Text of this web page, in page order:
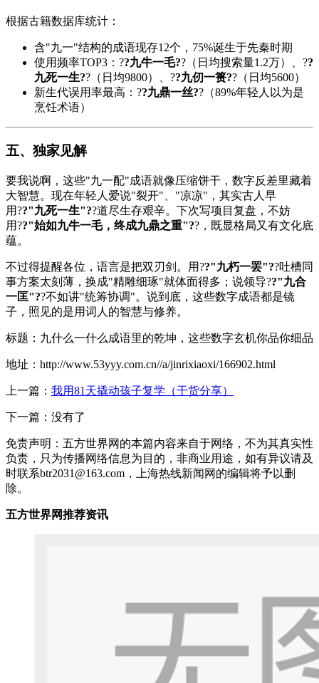
根据古籍数据库统计：
含"九一"结构的成语现存12个，75%诞生于先秦时期
使用频率TOP3：??九牛一毛??（日均搜索量1.2万）、??
九死一生??（日均9800）、??九仞一篑??（日均5600）
新生代误用率最高：??九鼎一丝??（89%年轻人以为是
烹饪术语）
五、独家见解
要我说啊，这些"九一配"成语就像压缩饼干，数字反差里藏着
大智慧。现在年轻人爱说"裂开"、"凉凉"，其实古人早
用??"九死一生"??道尽生存艰辛。下次写项目复盘，不妨
用??"始如九牛一毛，终成九鼎之重"??，既显格局又有文化底
蕴。
不过得提醒各位，语言是把双刃剑。用??"九朽一罢"??吐槽同
事方案太刻薄，换成"精雕细琢"就体面得多；说领导??"九合
一匡"??不如讲"统筹协调"。说到底，这些数字成语都是镜
子，照见的是用词人的智慧与修养。
标题：九什么一什么成语里的乾坤，这些数字玄机你品你细品
地址：http://www.53yyy.com.cn//a/jinrixiaoxi/166902.html
上一篇： 我用81天撬动孩子复学（干货分享）
下一篇：没有了
免责声明：五方世界网的本篇内容来自于网络，不为其真实性
负责，只为传播网络信息为目的，非商业用途，如有异议请及
时联系btr2031@163.com，上海热线新闻网的编辑将予以删
除。
五方世界网推荐资讯